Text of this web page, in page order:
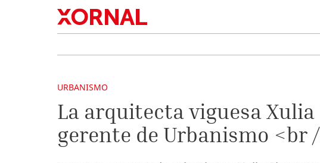
URBANISMO
La arquitecta viguesa Xulia
gerente de Urbanismo <br